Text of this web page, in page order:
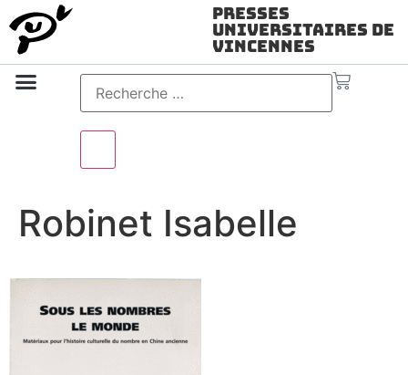
Presses
Universitaires de
Vincennes
Robinet Isabelle